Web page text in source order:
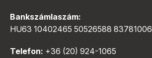
Bankszámlaszám:
HU63 10402465 50526588 83781006
Telefon: +36 (20) 924-1065